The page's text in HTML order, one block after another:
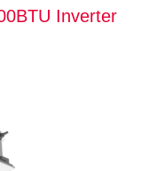
Inverter